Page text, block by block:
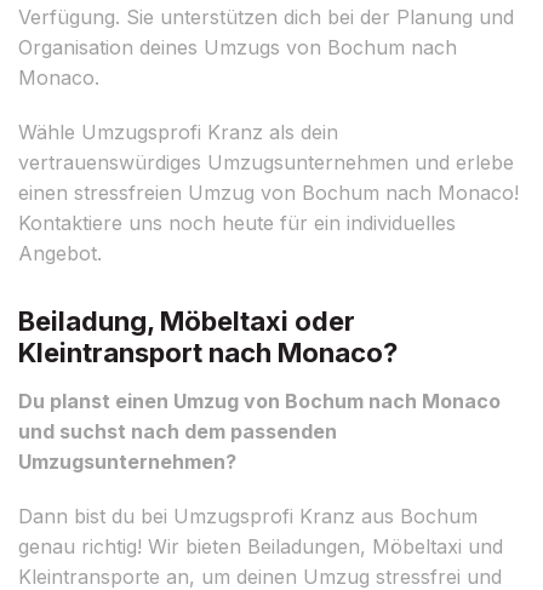
Verfügung. Sie unterstützen dich bei der Planung und
Organisation deines Umzugs von Bochum nach
Monaco.
Wähle Umzugsprofi Kranz als dein
vertrauenswürdiges Umzugsunternehmen und erlebe
einen stressfreien Umzug von Bochum nach Monaco!
Kontaktiere uns noch heute für ein individuelles
Angebot.
Beiladung, Möbeltaxi oder
Kleintransport nach Monaco?
Du planst einen Umzug von Bochum nach Monaco
und suchst nach dem passenden
Umzugsunternehmen?
Dann bist du bei Umzugsprofi Kranz aus Bochum
genau richtig! Wir bieten Beiladungen, Möbeltaxi und
Kleintransporte an, um deinen Umzug stressfrei und